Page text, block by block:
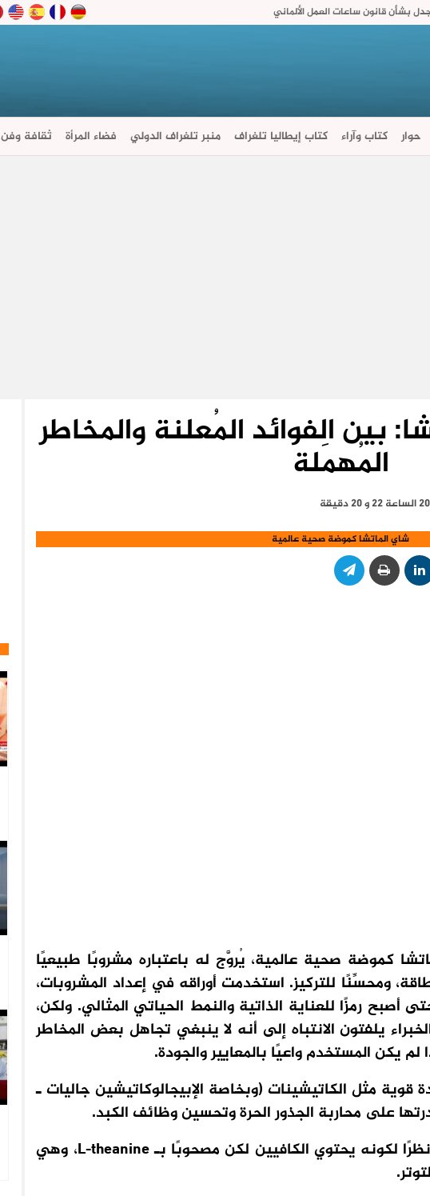
بشأن قانون ساعات العمل الألماني
حوار كتاب وآراء كتاب إيطاليا تلغراف منبر تلغراف الدولي فضاء المرأة ثقافة وفن
بين الفوائد المُعلنة والمخاطر
المُهمَلة
شاي الماتشا كموضة صحية عالمية
كموضة صحية عالمية، يُروَّج له باعتباره مشروبًا طبيعيًا
ومحسِّنًا للتركيز. استخدمت أوراقه في إعداد المشروبات،
أصبح رمزًا للعناية الذاتية والنمط الحياتي المثالي. ولكن،
يلفتون الانتباه إلى أنه لا ينبغي تجاهل بعض المخاطر
يكن المستخدم واعيًا بالمعايير والجودة.
مثل الكاتيشينات (وبخاصة الإبيجالوكاتيشين جاليات ـ
يُساعد في تعزيز الطاقة والتركيز نظرًا لكونه يحتوي الكافيين لكن مصحوبًا بـ L-theanine، وهي